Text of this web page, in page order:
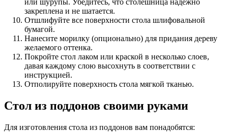
или шурупы. Убедитесь, что столешница надежно
закреплена и не шатается.
Отшлифуйте все поверхности стола шлифовальной
бумагой.
Нанесите морилку (опционально) для придания дереву
желаемого оттенка.
Покройте стол лаком или краской в несколько слоев,
давая каждому слою высохнуть в соответствии с
инструкцией.
Отполируйте поверхность стола мягкой тканью.
Стол из поддонов своими руками
Для изготовления стола из поддонов вам понадобятся: